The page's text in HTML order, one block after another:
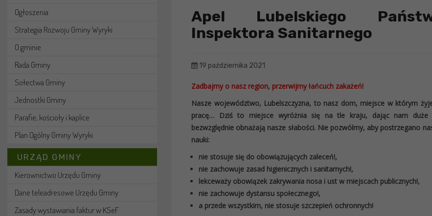
Ogłoszenia
Strategia Rozwoju Gminy Wyryki
O gminie
Rada Gminy
Sołectwa Gminy
Jednostki Gminy
Parafie, kościoły i kaplice
Plan Ogólny Gminy Wyryki
URZĄD GMINY
Kierownictwo Urzędu Gminy
Dane teleadresowe Urzędu Gminy
Zasady wystawiania faktur w KSeF
Apel Lubelskiego
Inspektora Sanitarnego
19 października 2021
Zadbajmy o nasz region, przerwijmy łańcuch zakażeń!
Nasze województwo, Lubelszczyzna, to nasz dom, miejsce w którym
pracę… Dziś to miejsce wyróżnia się na tle kraju, dając nam duże
bezwzględnie obnażają nasze słabości. Nie pozwólmy, aby postrzegano
nauki:
nie stosuje się do obowiązujących zaleceń!,
nie zachowuje zasad higienicznych i sanitarnych!,
lekceważy obowiązek zakrywania nosa i ust w miejscach publicznych!,
nie zachowuje dystansu społecznego!,
a przede wszystkim, nie stosuje szczepień ochronnych!